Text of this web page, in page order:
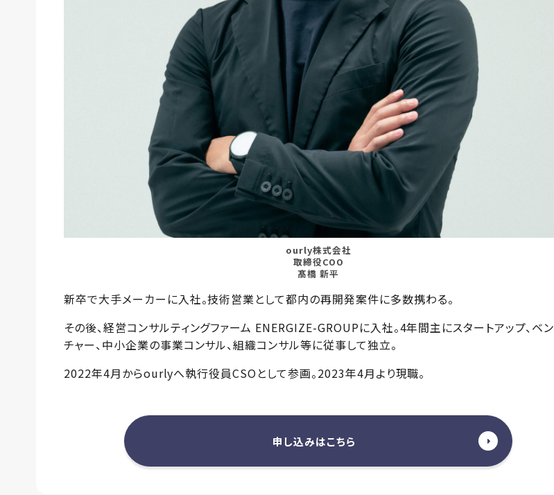
ourly株式会社
取締役COO
髙橋 新平
新卒で大手メーカーに入社。技術営業として都内の再開発案件に多数携わる。
その後、経営コンサルティングファーム ENERGIZE-GROUPに入社。4年間主にスタートアップ、ベン
チャー、中小企業の事業コンサル、組織コンサル等に従事して独立。
2022年4月からourlyへ執行役員CSOとして参画。2023年4月より現職。
申し込みはこちら